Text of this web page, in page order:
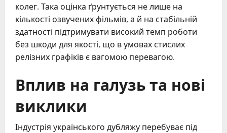
колег. Така оцінка ґрунтується не лише на
кількості озвучених фільмів, а й на стабільній
здатності підтримувати високий темп роботи
без шкоди для якості, що в умовах стислих
релізних графіків є вагомою перевагою.
Вплив на галузь та нові
виклики
Індустрія українського дубляжу перебуває під